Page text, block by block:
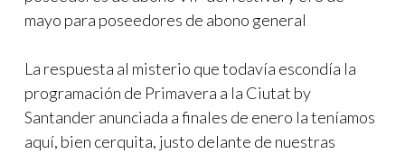
mayo para poseedores de abono general
La respuesta al misterio que todavía escondía la
programación de Primavera a la Ciutat by
Santander anunciada a finales de enero la teníamos
aquí, bien cerquita, justo delante de nuestras